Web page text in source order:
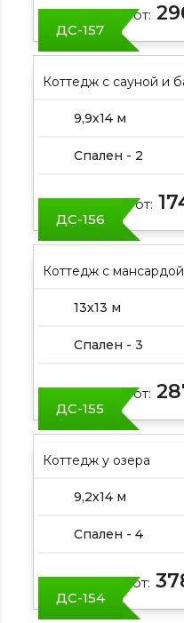
Цена от:
ДС-157
Коттедж с сауной и
9,9х14 м
Спален - 2
Цена от:
ДС-156
Коттедж с мансардой
13х13 м
Спален - 3
Цена от:
ДС-155
Коттедж у озера
9,2х14 м
Спален - 4
Цена от:
ДС-154